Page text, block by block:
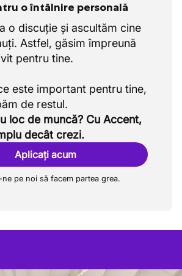
o întâlnire personală
o discuție și ascultăm cine
Astfel, găsim împreună
pentru tine.
este important pentru tine,
loc de muncă? Cu Accent,
decât crezi.
Aplicați acum
ne pe noi să facem partea grea.